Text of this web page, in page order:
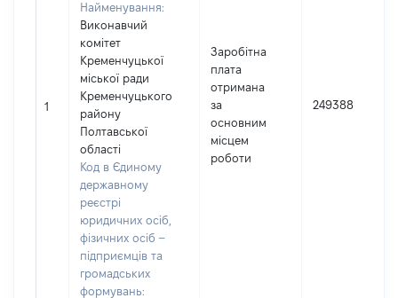
1
Найменування:
Виконавчий
комітет
Кременчуцької
міської ради
Кременчуцького
району
Полтавської
області
Код в Єдиному
державному
реєстрі
юридичних осіб,
фізичних осіб –
підприємців та
громадських
формувань:
Заробітна
плата
отримана
за
основним
місцем
роботи
249388